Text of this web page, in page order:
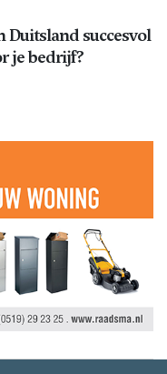
Duitsland succesvol
je bedrijf?